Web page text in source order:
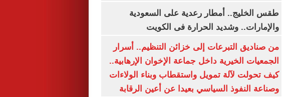
طقس الخليج.. أمطار رعدية على السعودية
والإمارات.. وشديد الحرارة فى الكويت
من صناديق التبرعات إلى خزائن التنظيم.. أسرار
الجمعيات الخيرية داخل جماعة الإخوان الإرهابية..
كيف تحولت لآلة تمويل واستقطاب وبناء الولاءات
وصناعة النفوذ السياسي بعيدا عن أعين الرقابة